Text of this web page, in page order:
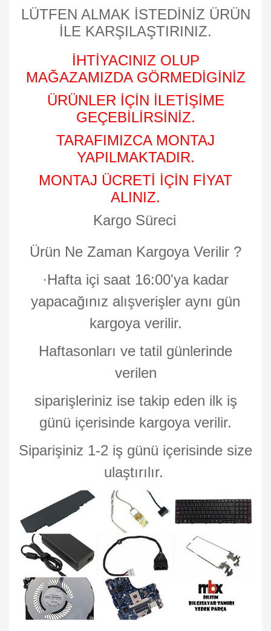
LÜTFEN ALMAK İSTEDİNİZ ÜRÜN
İLE KARŞILAŞTIRINIZ.
İHTİYACINIZ OLUP
MAĞAZAMIZDA GÖRMEDİGİNİZ
ÜRÜNLER İÇİN İLETİŞİME
GEÇEBİLİRSİNİZ.
TARAFIMIZCA MONTAJ
YAPILMAKTADIR.
MONTAJ ÜCRETİ İÇİN FİYAT
ALINIZ.
Kargo Süreci
Ürün Ne Zaman Kargoya Verilir ?
·Hafta içi saat 16:00'ya kadar
yapacağınız alışverişler aynı gün
kargoya verilir.
Haftasonları ve tatil günlerinde
verilen
siparişleriniz ise takip eden ilk iş
günü içerisinde kargoya verilir.
Siparişiniz 1-2 iş günü içerisinde size
ulaştırılır.